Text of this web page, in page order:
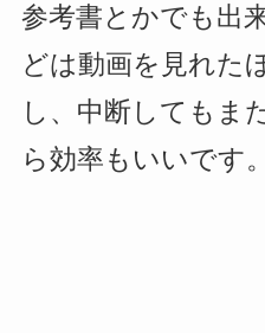
参考書とかでも出
どは動画を見れた
し、中断してもま
ら効率もいいです。